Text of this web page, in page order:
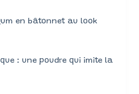
en bâtonnet au look
: une poudre qui imite la